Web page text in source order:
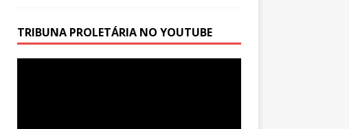
TRIBUNA PROLETÁRIA NO YOUTUBE